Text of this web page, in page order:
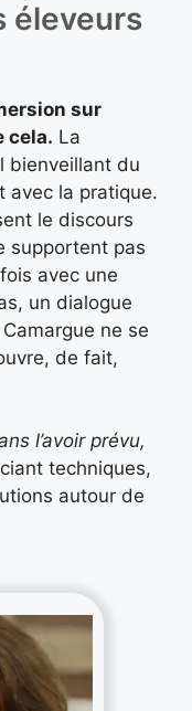
éleveurs
sur
cela. La
bienveillant du
avec la pratique.
le discours
supportent pas
avec une
un dialogue
ne se
de fait,
l’avoir prévu,
techniques,
autour de